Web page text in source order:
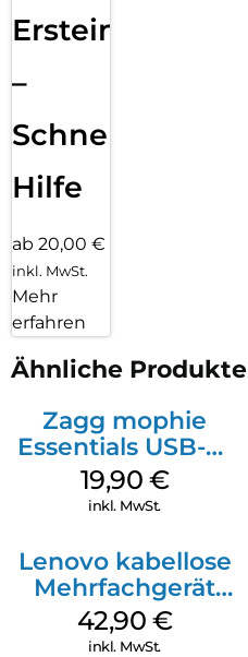
Ersteinrichtung
–
Schnelle
Hilfe
ab 20,00 €
inkl. MwSt.
Mehr
erfahren
Ähnliche Produkte
Zagg mophie
Essentials USB-C-
20W Charger PD
Weiß
19,90 €
inkl. MwSt.
Lenovo kabellose
Mehrfachgerät
Luna Grey
42,90 €
inkl. MwSt.